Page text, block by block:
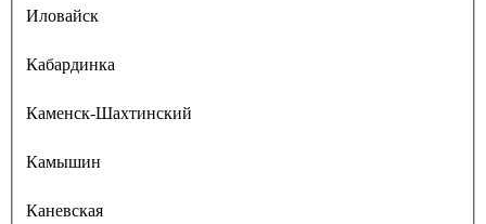
Иловайск
Кабардинка
Каменск-Шахтинский
Камышин
Каневская